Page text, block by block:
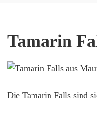
Tamarin
Die Tamarin Falls sind